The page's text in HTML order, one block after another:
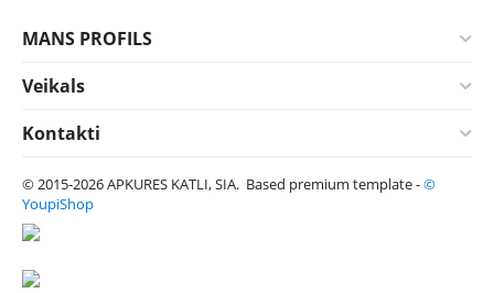
MANS PROFILS
Veikals
Kontakti
© 2015-2026 APKURES KATLI, SIA. Based premium template -©
YoupiShop